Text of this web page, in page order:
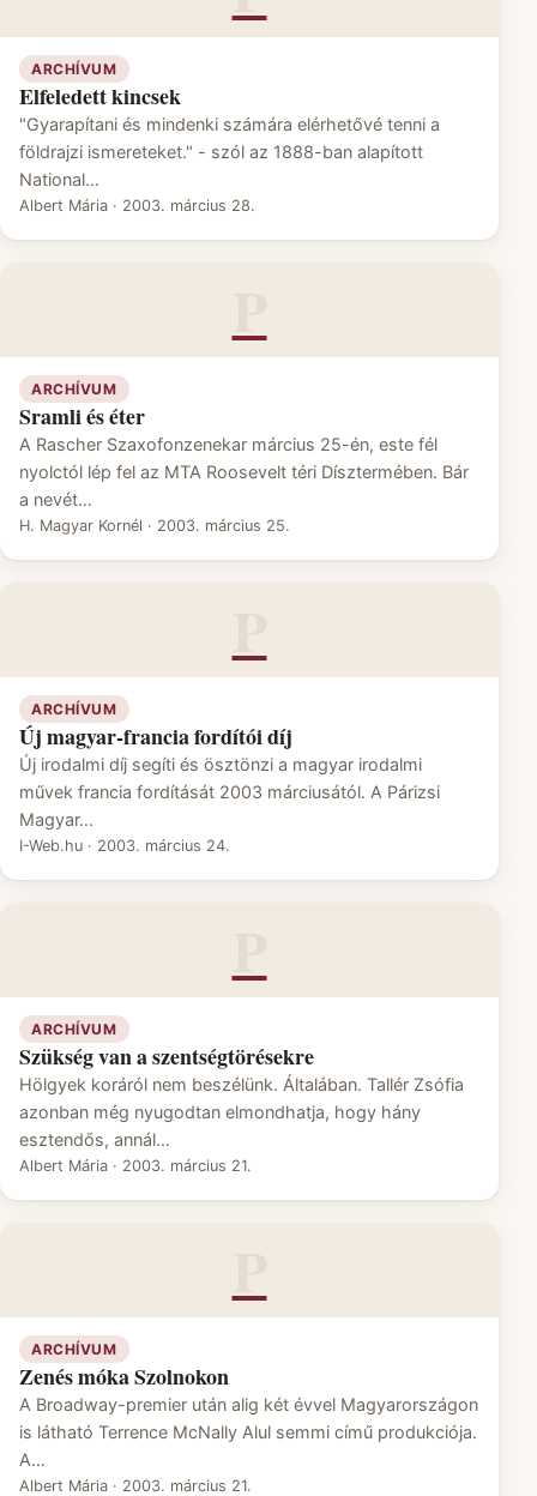
ARCHÍVUM
Elfeledett kincsek
"Gyarapítani és mindenki számára elérhetővé tenni a
földrajzi ismereteket." - szól az 1888-ban alapított
National…
Albert Mária · 2003. március 28.
ARCHÍVUM
Sramli és éter
A Rascher Szaxofonzenekar március 25-én, este fél
nyolctól lép fel az MTA Roosevelt téri Dísztermében. Bár
a nevét…
H. Magyar Kornél · 2003. március 25.
ARCHÍVUM
Új magyar-francia fordítói díj
Új irodalmi díj segíti és ösztönzi a magyar irodalmi
művek francia fordítását 2003 márciusától. A Párizsi
Magyar…
I-Web.hu · 2003. március 24.
ARCHÍVUM
Szükség van a szentségtörésekre
Hölgyek koráról nem beszélünk. Általában. Tallér Zsófia
azonban még nyugodtan elmondhatja, hogy hány
esztendős, annál…
Albert Mária · 2003. március 21.
ARCHÍVUM
Zenés móka Szolnokon
A Broadway-premier után alig két évvel Magyarországon
is látható Terrence McNally Alul semmi című produkciója.
A…
Albert Mária · 2003. március 21.